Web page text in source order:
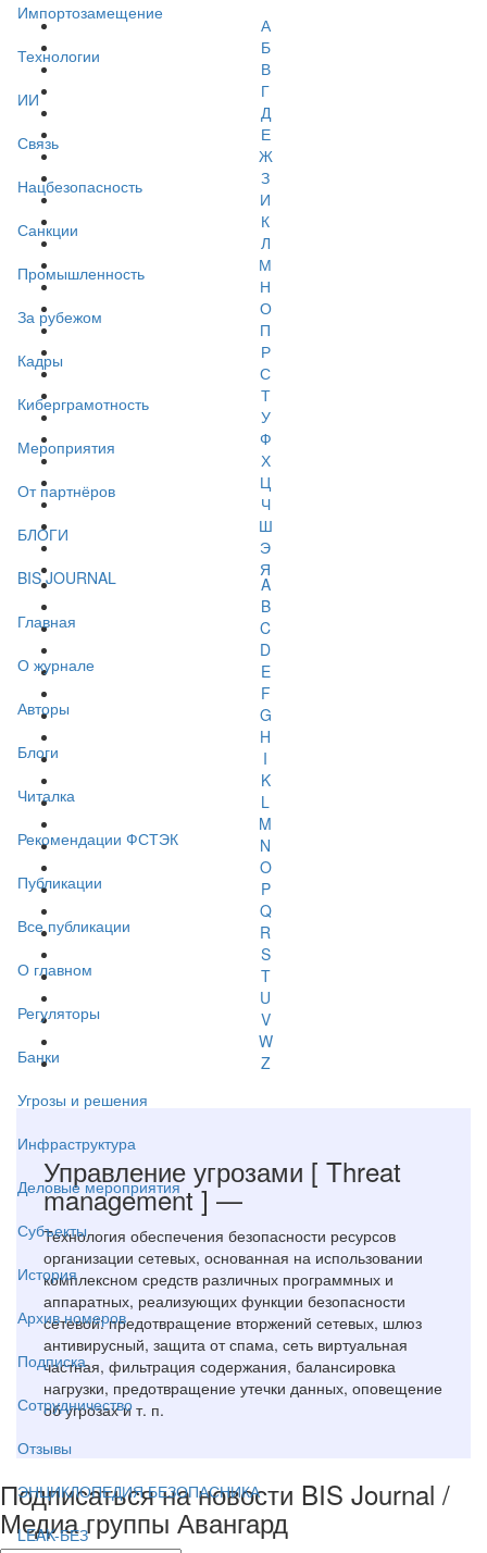
Импортозамещение
Технологии
ИИ
Связь
Нацбезопасность
Санкции
Промышленность
За рубежом
Кадры
Киберграмотность
Мероприятия
От партнёров
БЛОГИ
BIS JOURNAL
Главная
О журнале
Авторы
Блоги
Читалка
Рекомендации ФСТЭК
Публикации
Все публикации
О главном
Регуляторы
Банки
Угрозы и решения
Инфраструктура
Деловые мероприятия
Субъекты
История
Архив номеров
Подписка
Сотрудничество
Отзывы
ЭНЦИКЛОПЕДИЯ БЕЗОПАСНИКА
LEAK-БЕЗ
А
Б
В
Г
Д
Е
Ж
З
И
К
Л
М
Н
О
П
Р
С
Т
У
Ф
Х
Ц
Ч
Ш
Э
Я
A
B
C
D
E
F
G
H
I
K
L
M
N
O
P
Q
R
S
T
U
V
W
Z
Управление угрозами [ Threat
management ] —
Технология обеспечения безопасности ресурсов
организации сетевых, основанная на использовании
комплексном средств различных программных и
аппаратных, реализующих функции безопасности
сетевой: предотвращение вторжений сетевых, шлюз
антивирусный, защита от спама, сеть виртуальная
частная, фильтрация содержания, балансировка
нагрузки, предотвращение утечки данных, оповещение
об угрозах и т. п.
Подписаться на новости BIS Journal /
Медиа группы Авангард